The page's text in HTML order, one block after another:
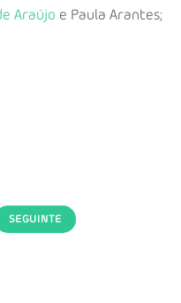
Araújo e Paula Arantes;
SEGUINTE